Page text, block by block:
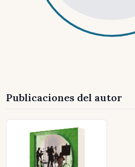
Publicaciones del autor